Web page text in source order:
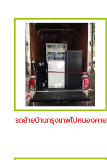
รถย้ายบ้านกรุงเทพไปหนองคาย